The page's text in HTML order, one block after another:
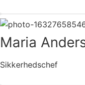
Maria
Sikkerhedschef